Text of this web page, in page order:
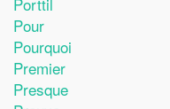
Pour
Pourquoi
Premier
Presque